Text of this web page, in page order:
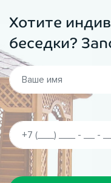
Хотите
беседки?